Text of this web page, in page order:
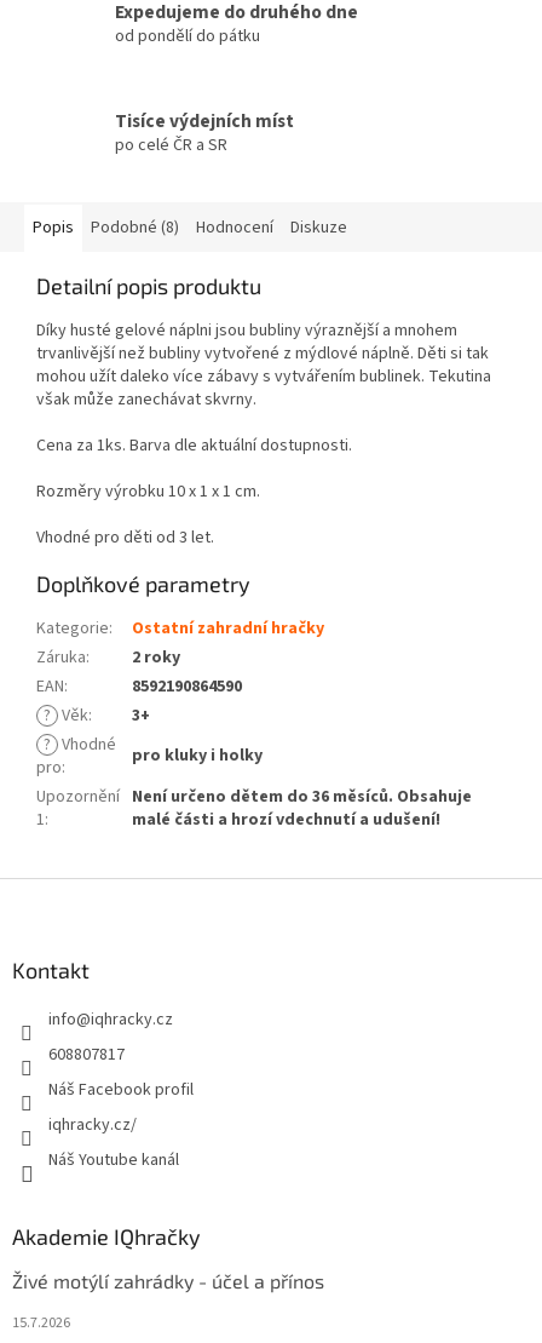
Expedujeme do druhého dne
od pondělí do pátku
Tisíce výdejních míst
po celé ČR a SR
Popis Podobné (8) Hodnocení Diskuze
Detailní popis produktu
Díky husté gelové náplni jsou bubliny výraznější a mnohem
trvanlivější než bubliny vytvořené z mýdlové náplně. Děti si tak
mohou užít daleko více zábavy s vytvářením bublinek. Tekutina
však může zanechávat skvrny.
Cena za 1ks. Barva dle aktuální dostupnosti.
Rozměry výrobku 10 x 1 x 1 cm.
Vhodné pro děti od 3 let.
Doplňkové parametry
Kategorie:
Ostatní zahradní hračky
Záruka:
2 roky
EAN:
8592190864590
? Věk:
3+
? Vhodné
pro:
pro kluky i holky
Upozornění
1:
Není určeno dětem do 36 měsíců. Obsahuje
malé části a hrozí vdechnutí a udušení!
Kontakt
info@iqhracky.cz
608807817
Náš Facebook profil
iqhracky.cz/
Náš Youtube kanál
Akademie IQhračky
Živé motýlí zahrádky - účel a přínos
15.7.2026